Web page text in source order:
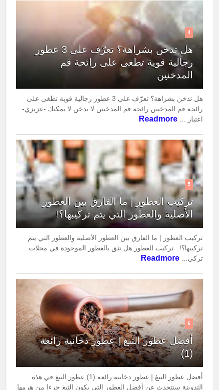
4
هل تدخن بشراهة؟ تعرّف على 3 عطور
رجالية قوية تطغى على رائحة فم
المدخنين
هل تدخن بشراهة؟ تعرّف على 3 عطور رجالية قوية تطغى على
رائحة فم المدخنين رائحة فم المدخنين لا تدخن لا يمكنك -عزيزي-
اعتبار ... Readmore
5
تركيب العطور | ما الفارق بين العطور
الأصلية والعطور التي يتم تركيبها؟!
تركيب العطور | ما الفارق بين العطور الأصلية والعطور التي يتم
تركيبها؟! تركيب العطور هل تثق بالعطور الموجودة في محلات
تركي... Readmore
6
أفضل عطور التبغ | عطور دخانية رائعة
(1)
أفضل عطور التبغ | عطور دخانية رائعة (1) عطور التبغ في هذه
التدوينة سنتحدث عن أفضل العطور التي يكون التبغ جزءا من هرمها